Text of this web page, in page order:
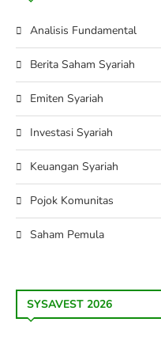
Analisis Fundamental
Berita Saham Syariah
Emiten Syariah
Investasi Syariah
Keuangan Syariah
Pojok Komunitas
Saham Pemula
SYSAVEST 2026